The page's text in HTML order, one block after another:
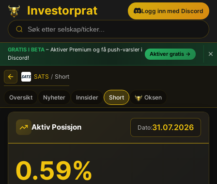
Investorprat Logg inn med Discord
GRATIS I BETA – Aktiver Premium og få push-varsler i
Discord!
Aktiver gratis →
SATS / Short
Oversikt Nyheter Innsider Short Oksen
SATS (SATS) -
Aktiv Posisjon Dato:31.07.2026
0.59%